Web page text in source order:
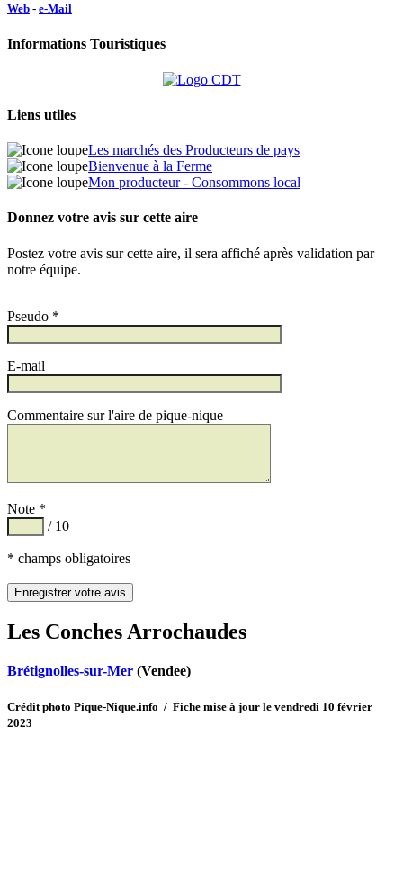
Web - e-Mail
Informations Touristiques
Liens utiles
Les marchés des Producteurs de pays
Bienvenue à la Ferme
Mon producteur - Consommons local
Donnez votre avis sur cette aire
Postez votre avis sur cette aire, il sera affiché après validation par
notre équipe.
Pseudo *
E-mail
Commentaire sur l'aire de pique-nique
Note *
/ 10
* champs obligatoires
Les Conches Arrochaudes
Brétignolles-sur-Mer (Vendee)
Crédit photo Pique-Nique.info / Fiche mise à jour le vendredi 10 février
2023